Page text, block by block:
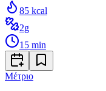
85 kcal
2g
15 min
Μέτριο